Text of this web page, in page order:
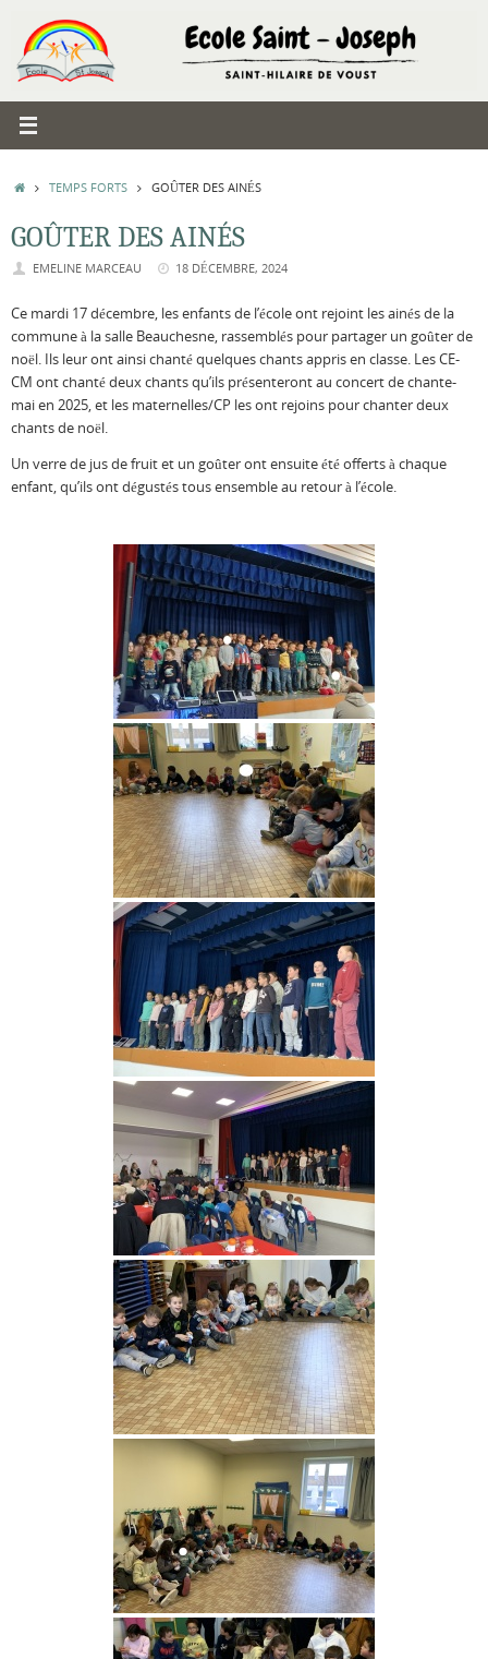
contenu
ACCUEIL
TEMPS FORTS GOÛTER DES AINÉS
GOÛTER DES AINÉS
EMELINE MARCEAU 18 DÉCEMBRE, 2024
Ce mardi 17 décembre, les enfants de l’école ont rejoint les ainés de la
commune à la salle Beauchesne, rassemblés pour partager un goûter de
noël. Ils leur ont ainsi chanté quelques chants appris en classe. Les CE-
CM ont chanté deux chants qu’ils présenteront au concert de chante-
mai en 2025, et les maternelles/CP les ont rejoins pour chanter deux
chants de noël.
Un verre de jus de fruit et un goûter ont ensuite été offerts à chaque
enfant, qu’ils ont dégustés tous ensemble au retour à l’école.